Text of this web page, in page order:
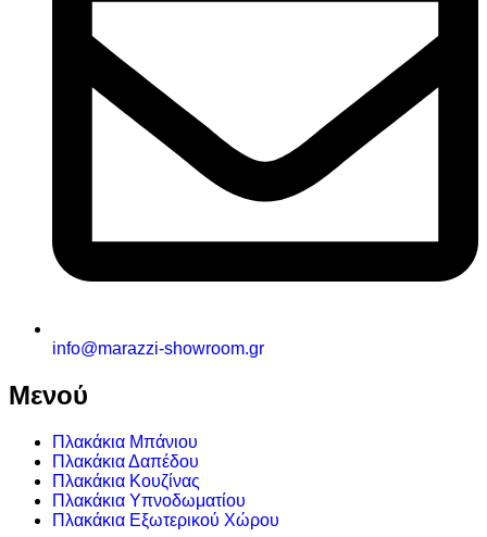
info@marazzi-showroom.gr
Μενού
Πλακάκια Μπάνιου
Πλακάκια Δαπέδου
Πλακάκια Κουζίνας
Πλακάκια Υπνοδωματίου
Πλακάκια Εξωτερικού Χώρου